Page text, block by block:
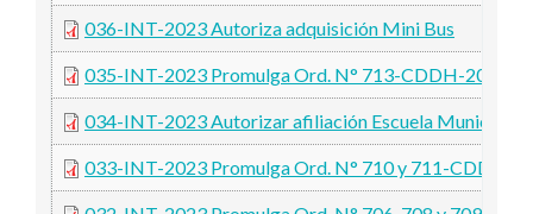
036-INT-2023 Autoriza adquisición Mini Bus
035-INT-2023 Promulga Ord. N° 713-CDDH-2023
034-INT-2023 Autorizar afiliación Escuela Municipal
033-INT-2023 Promulga Ord. N° 710 y 711-CDDH-